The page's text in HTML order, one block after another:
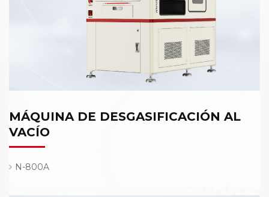
MÁQUINA DE DESGASIFICACIÓN AL
VACÍO
N-800A